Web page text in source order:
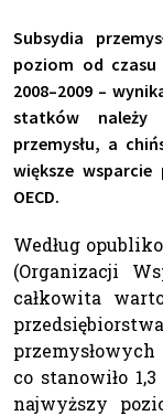
Subsydia
poziom od
2008–2009 –
statków należy
przemysłu, a
większe
OECD.
Według
(Organizacji
całkowita
przemysłowych
co stanowiło
najwyższy